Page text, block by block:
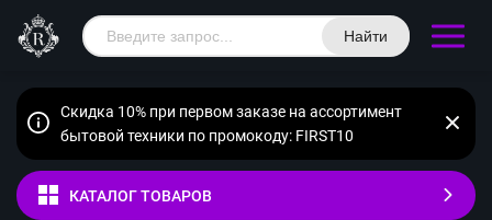
Найти
Скидка 10% при первом заказе на ассортимент
бытовой техники по промокоду: FIRST10
КАТАЛОГ ТОВАРОВ